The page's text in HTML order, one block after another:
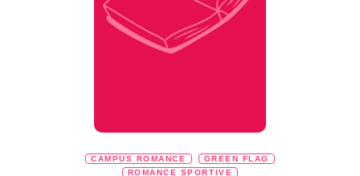
CAMPUS ROMANCE
GREEN FLAG
ROMANCE SPORTIVE